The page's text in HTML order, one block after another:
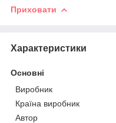
Приховати
Характеристики
Основні
Виробник
Країна виробник
Автор